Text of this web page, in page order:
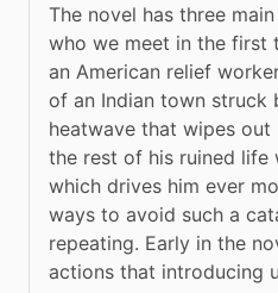
The novel has three
who we meet in the first
an American relief
of an Indian town struck
heatwave that wipes out
the rest of his ruined life
which drives him ever
ways to avoid such a
repeating. Early in the
actions that introducing